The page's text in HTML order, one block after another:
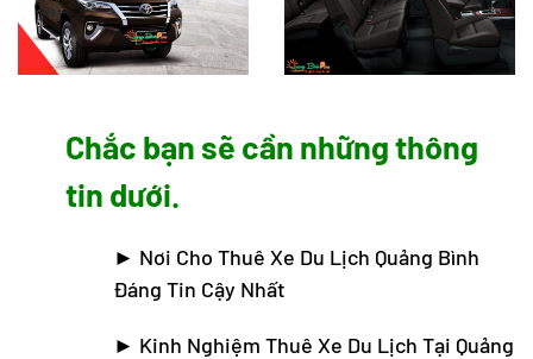
Chắc bạn sẽ cần những thông
tin dưới.
► Nơi Cho Thuê Xe Du Lịch Quảng Bình
Đáng Tin Cậy Nhất
► Kinh Nghiệm Thuê Xe Du Lịch Tại Quảng